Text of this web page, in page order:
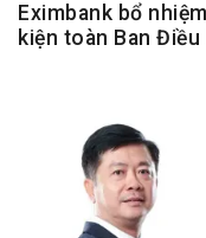
Eximbank bổ
kiện toàn Ban